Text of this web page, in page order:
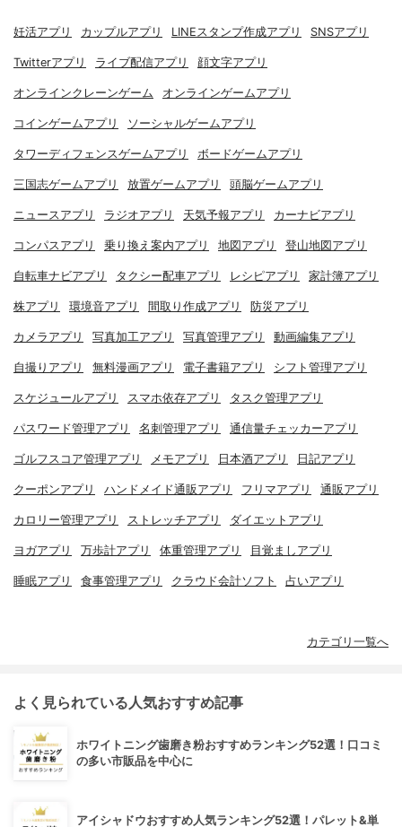
妊活アプリ カップルアプリ LINEスタンプ作成アプリ SNSアプリ
Twitterアプリ ライブ配信アプリ 顔文字アプリ
オンラインクレーンゲーム オンラインゲームアプリ
コインゲームアプリ ソーシャルゲームアプリ
タワーディフェンスゲームアプリ ボードゲームアプリ
三国志ゲームアプリ 放置ゲームアプリ 頭脳ゲームアプリ
ニュースアプリ ラジオアプリ 天気予報アプリ カーナビアプリ
コンパスアプリ 乗り換え案内アプリ 地図アプリ 登山地図アプリ
自転車ナビアプリ タクシー配車アプリ レシピアプリ 家計簿アプリ
株アプリ 環境音アプリ 間取り作成アプリ 防災アプリ
カメラアプリ 写真加工アプリ 写真管理アプリ 動画編集アプリ
自撮りアプリ 無料漫画アプリ 電子書籍アプリ シフト管理アプリ
スケジュールアプリ スマホ依存アプリ タスク管理アプリ
パスワード管理アプリ 名刺管理アプリ 通信量チェッカーアプリ
ゴルフスコア管理アプリ メモアプリ 日本酒アプリ 日記アプリ
クーポンアプリ ハンドメイド通販アプリ フリマアプリ 通販アプリ
カロリー管理アプリ ストレッチアプリ ダイエットアプリ
ヨガアプリ 万歩計アプリ 体重管理アプリ 目覚ましアプリ
睡眠アプリ 食事管理アプリ クラウド会計ソフト 占いアプリ
カテゴリ一覧へ
よく見られている人気おすすめ記事
ホワイトニング歯磨き粉おすすめランキング52選！口コミ
の多い市販品を中心に
アイシャドウおすすめ人気ランキング52選！パレット&単